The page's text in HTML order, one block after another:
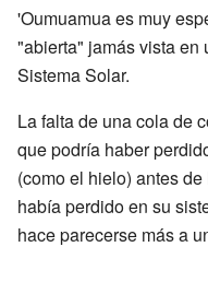
'Oumuamua es muy
"abierta" jamás vista en
Sistema Solar.
La falta de una cola de
que podría haber
(como el hielo) antes
había perdido en su
hace parecerse más a